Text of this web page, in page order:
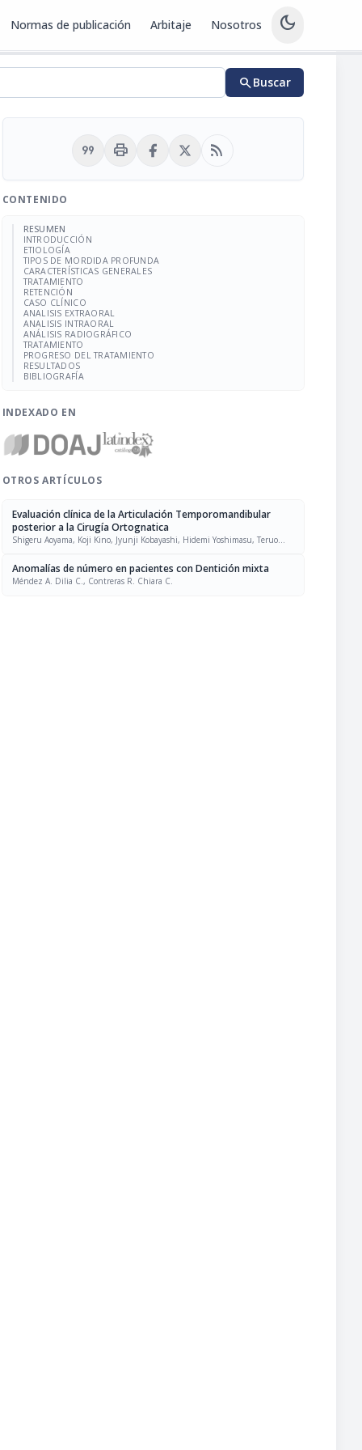
Normas de publicación Arbitaje Nosotros dark_mode
searchBuscar
format_quote print rss_feed
CONTENIDO
RESUMEN
INTRODUCCIÓN
ETIOLOGÍA
TIPOS DE MORDIDA PROFUNDA
CARACTERÍSTICAS GENERALES
TRATAMIENTO
RETENCIÓN
CASO CLÍNICO
ANALISIS EXTRAORAL
ANALISIS INTRAORAL
ANÁLISIS RADIOGRÁFICO
TRATAMIENTO
PROGRESO DEL TRATAMIENTO
RESULTADOS
BIBLIOGRAFÍA
INDEXADO EN
OTROS ARTÍCULOS
Evaluación clínica de la Articulación Temporomandibular
posterior a la Cirugía Ortognatica
Shigeru Aoyama, Koji Kino, Jyunji Kobayashi, Hidemi Yoshimasu, Teruo
Anomalías de número en pacientes con Dentición mixta
Méndez A. Dilia C., Contreras R. Chiara C.